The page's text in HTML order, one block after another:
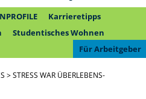
Karrieretipps
Studentisches Wohnen
Für Arbeitgeber
> STRESS WAR ÜBERLEBENS-